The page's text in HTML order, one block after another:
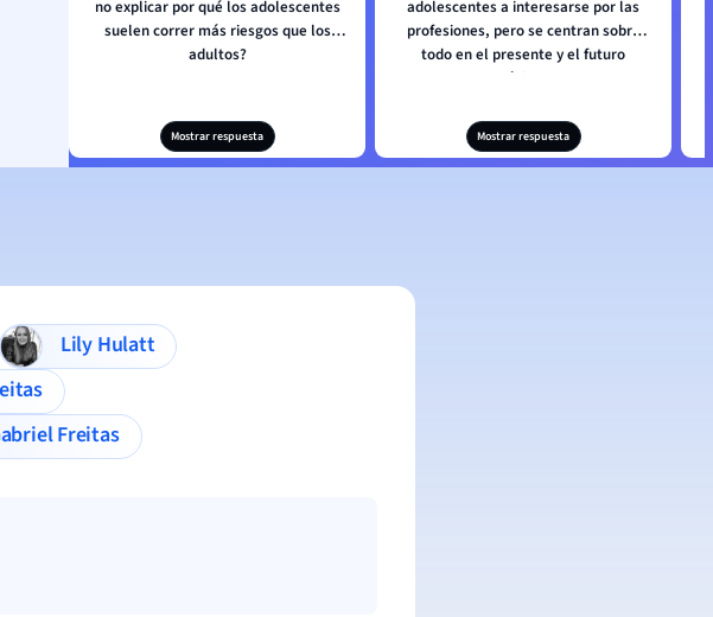
no explicar por qué los adolescentes
suelen correr más riesgos que los
adultos?
Mostrar respuesta
adolescentes a interesarse por las
profesiones, pero se centran sobre
todo en el presente y el futuro
próximo?
Mostrar respuesta
Lily Hulatt
Freitas